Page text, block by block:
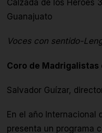
Calzada de los Héroes
Guanajuato
Voces con sentido-
Coro de Madrigalistas
Salvador Guízar,
En el año Internacional
presenta un programa